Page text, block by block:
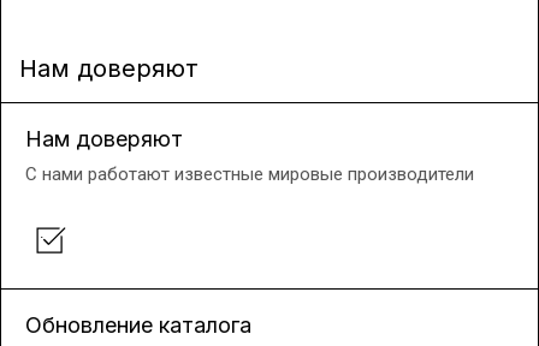
Нам доверяют
Нам доверяют
С нами работают известные мировые производители
Обновление каталога